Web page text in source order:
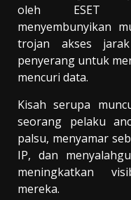
oleh ESET
menyembunyikan
trojan akses
penyerang untuk
mencuri data.
Kisah serupa
seorang pelaku
palsu, menyamar
IP, dan
meningkatkan
mereka.